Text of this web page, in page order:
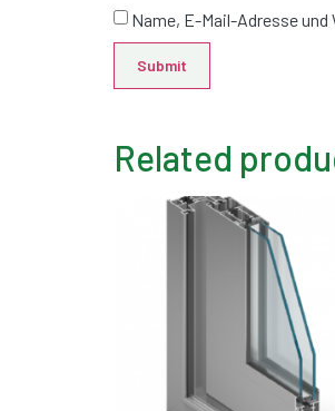
Name, E-Mail-Adresse
Related